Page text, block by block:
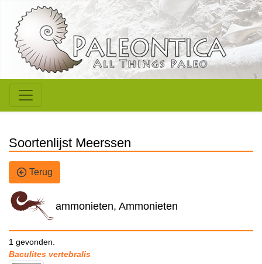
Soortenlijst Meerssen
Terug
ammonieten, Ammonieten
1 gevonden.
Baculites vertebralis